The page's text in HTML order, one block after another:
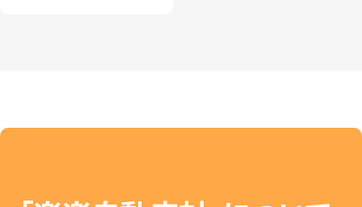
「楽楽自動応対」について、